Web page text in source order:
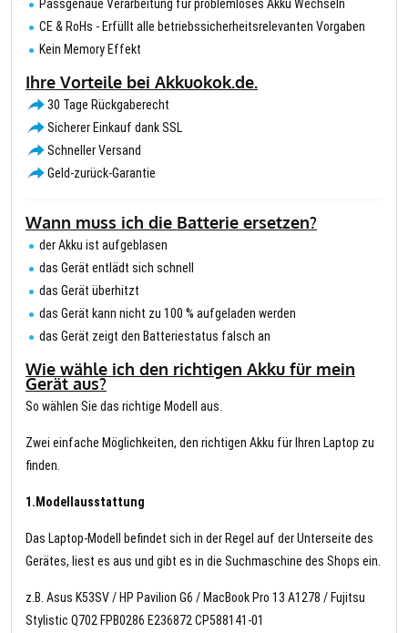
Passgenaue Verarbeitung für problemloses Akku Wechseln
CE & RoHs - Erfüllt alle betriebssicherheitsrelevanten Vorgaben
Kein Memory Effekt
Ihre Vorteile bei Akkuokok.de.
30 Tage Rückgaberecht
Sicherer Einkauf dank SSL
Schneller Versand
Geld-zurück-Garantie
Wann muss ich die Batterie ersetzen?
der Akku ist aufgeblasen
das Gerät entlädt sich schnell
das Gerät überhitzt
das Gerät kann nicht zu 100 % aufgeladen werden
das Gerät zeigt den Batteriestatus falsch an
Wie wähle ich den richtigen Akku für mein
Gerät aus?
So wählen Sie das richtige Modell aus.
Zwei einfache Möglichkeiten, den richtigen Akku für Ihren Laptop zu
finden.
1.Modellausstattung
Das Laptop-Modell befindet sich in der Regel auf der Unterseite des
Gerätes, liest es aus und gibt es in die Suchmaschine des Shops ein.
z.B. Asus K53SV / HP Pavilion G6 / MacBook Pro 13 A1278 / Fujitsu
Stylistic Q702 FPB0286 E236872 CP588141-01